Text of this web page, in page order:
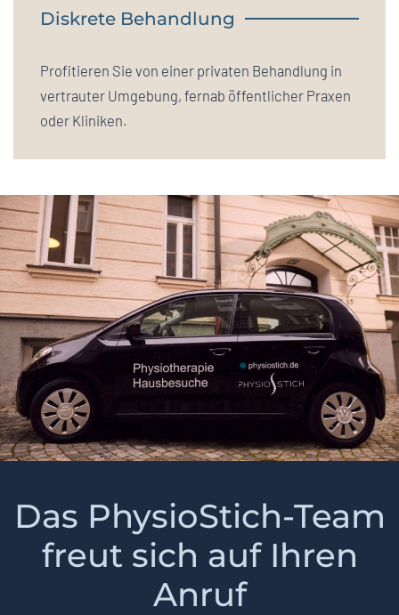
Diskrete Behandlung
Profitieren Sie von einer privaten Behandlung in
vertrauter Umgebung, fernab öffentlicher Praxen
oder Kliniken.
Das PhysioStich-Team
freut sich auf Ihren
Anruf